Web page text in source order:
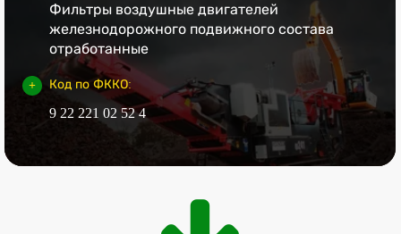
Фильтры воздушные двигателей
железнодорожного подвижного состава
отработанные
Код по ФККО:
9 22 221 02 52 4